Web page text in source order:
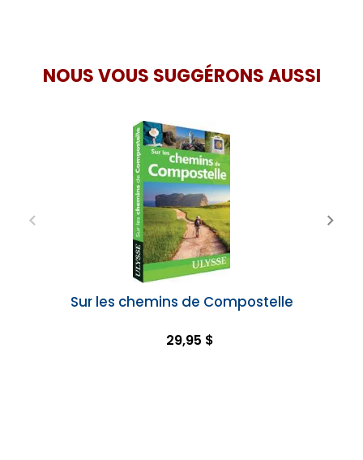
NOUS VOUS SUGGÉRONS AUSSI
Sur les chemins de Compostelle
29,95 $